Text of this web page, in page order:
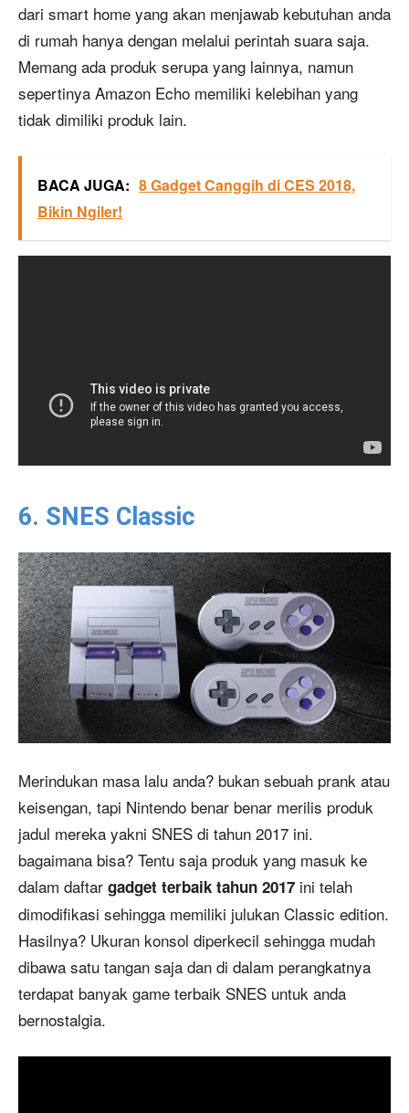
dari smart home yang akan menjawab kebutuhan anda
di rumah hanya dengan melalui perintah suara saja.
Memang ada produk serupa yang lainnya, namun
sepertinya Amazon Echo memiliki kelebihan yang
tidak dimiliki produk lain.
BACA JUGA: 8 Gadget Canggih di CES 2018,
Bikin Ngiler!
6. SNES Classic
Merindukan masa lalu anda? bukan sebuah prank atau
keisengan, tapi Nintendo benar benar merilis produk
jadul mereka yakni SNES di tahun 2017 ini.
bagaimana bisa? Tentu saja produk yang masuk ke
dalam daftar gadget terbaik tahun 2017 ini telah
dimodifikasi sehingga memiliki julukan Classic edition.
Hasilnya? Ukuran konsol diperkecil sehingga mudah
dibawa satu tangan saja dan di dalam perangkatnya
terdapat banyak game terbaik SNES untuk anda
bernostalgia.